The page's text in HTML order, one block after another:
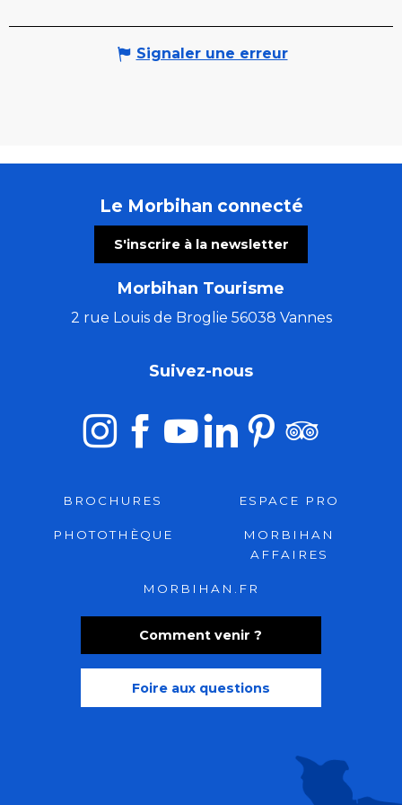
Signaler une erreur
Le Morbihan connecté
S'inscrire à la newsletter
Morbihan Tourisme
2 rue Louis de Broglie 56038 Vannes
Comment venir ?
Foire aux questions
Suivez-nous
BROCHURES ESPACE PRO
PHOTOTHÈQUE
MORBIHAN
AFFAIRES
MORBIHAN.FR